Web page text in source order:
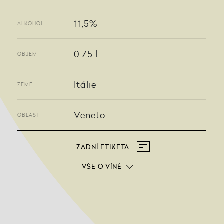
ALKOHOL 11,5%
OBJEM 0.75 l
ZEMĚ Itálie
OBLAST Veneto
ZADNÍ ETIKETA
VŠE O VÍNĚ